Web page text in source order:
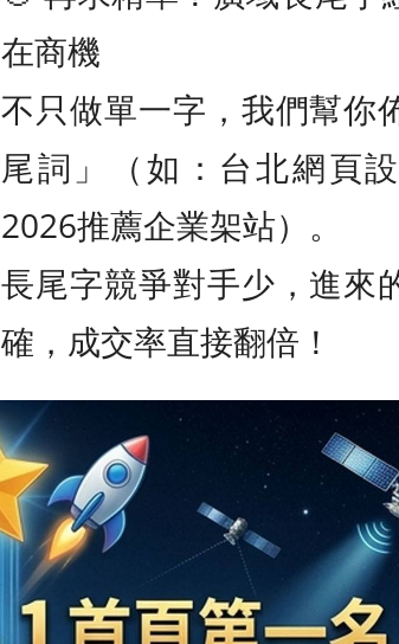
在商機
不只做單一字，我們幫你
尾詞」（如：台北網頁設
2026推薦企業架站）。
長尾字競爭對手少，進來
確，成交率直接翻倍！